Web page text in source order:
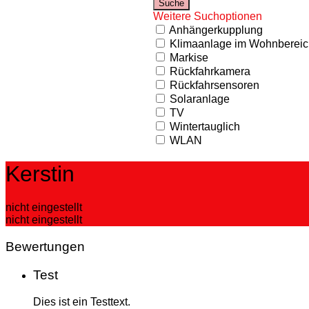
Weitere Suchoptionen
Anhängerkupplung
Klimaanlage im
Markise
Rückfahrkamera
Rückfahrsensoren
Solaranlage
TV
Wintertauglich
WLAN
Kerstin
nicht eingestellt
nicht eingestellt
Bewertungen
Test
Dies ist ein Testtext.